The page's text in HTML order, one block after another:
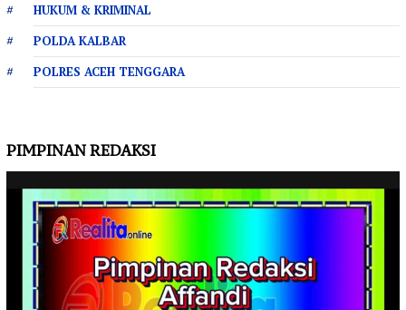
HUKUM & KRIMINAL
POLDA KALBAR
POLRES ACEH TENGGARA
PIMPINAN REDAKSI